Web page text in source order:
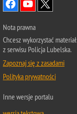
Nota prawna
Chcesz wykorzystać materiał
z serwisu Policja Lubelska.
Zapoznaj się z zasadami
Polityka prywatności
Inne wersje portalu